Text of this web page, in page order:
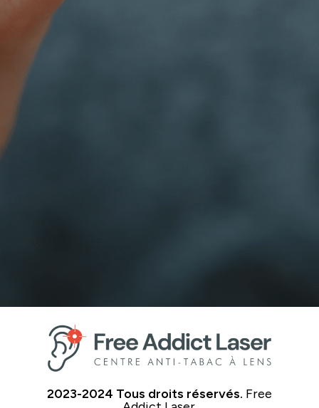
2023-2024 Tous droits réservés. Free